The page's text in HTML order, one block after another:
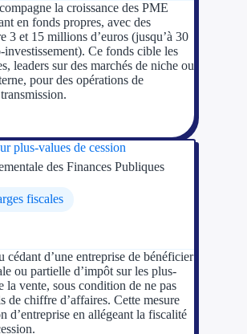
la croissance des PME
en fonds propres, avec des
3 et 15 millions d’euros (jusqu’à 30
investissement). Ce fonds cible les
leaders sur des marchés de niche ou
pour des opérations de
plus-values de cession
des Finances Publiques
fiscales
cédant d’une entreprise de bénéficier
ou partielle d’impôt sur les plus-
la vente, sous condition de ne pas
de chiffre d’affaires. Cette mesure
d’entreprise en allégeant la fiscalité